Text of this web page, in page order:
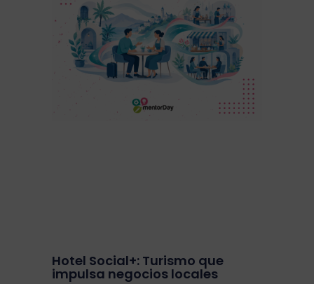
Hotel Social+: Turismo que
impulsa negocios locales